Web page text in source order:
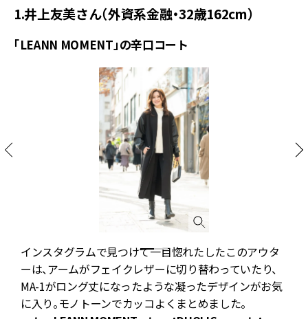
1.井上友美さん（外資系金融・32歳162cm）
「LEANN MOMENT」の辛口コート
インスタグラムで見つけて一目惚れたしたこのアウタ
ーは、アームがフェイクレザーに切り替わっていたり、
MA-1がロング丈になったような凝ったデザインがお気
に入り。モノトーンでカッコよくまとめました。